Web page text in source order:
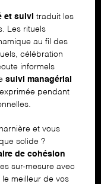
et suivi traduit les
Les rituels
au fil des
célébration
informels
suivi managérial
pendant
et vous
solide ?
de cohésion
sur-mesure avec
meilleur de vos